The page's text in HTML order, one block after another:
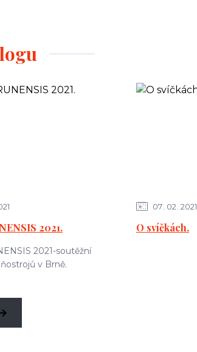
2021.
2021-soutěžní
v Brně.
07 02 2021
O svíčkách.